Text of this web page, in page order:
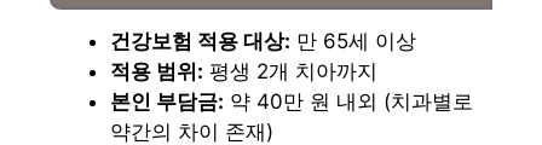
건강보험 적용 대상: 만 65세 이상
적용 범위: 평생 2개 치아까지
본인 부담금: 약 40만 원 내외 (치과별로
약간의 차이 존재)